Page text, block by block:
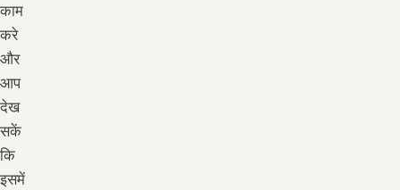
काम
करे
और
आप
देख
सकें
कि
इसमें